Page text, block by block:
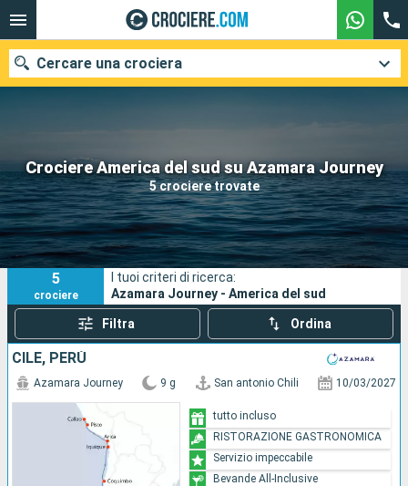
Crociere America del sud su Azamara Journey
5 crociere trovate
Cercare una crociera
Le nostre destinazioni
Mesi di partenza
Porti Compagnie
Ricerca
5
crociere
I tuoi criteri di ricerca:
Azamara Journey - America del sud
Filtra Ordina
CILE, PERÙ
Azamara Journey 9 g San antonio Chili 10/03/2027
tutto incluso
RISTORAZIONE GASTRONOMICA
Servizio impeccabile
Bevande All-Inclusive